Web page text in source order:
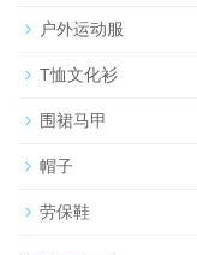
户外运动服
T恤文化衫
围裙马甲
帽子
劳保鞋